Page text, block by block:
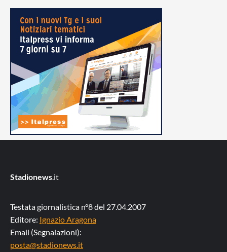
Stadionews.it
Testata giornalistica n°8 del 27.04.2007
Editore: Ignazio Aragona
Email (Segnalazioni):
posta@stadionews.it